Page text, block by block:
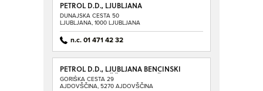
PETROL D.D., LJUBLJANA
DUNAJSKA CESTA 50
LJUBLJANA, 1000 LJUBLJANA
n.c. 01 471 42 32
PETROL D.D., LJUBLJANA BENCINSKI
SERVIS AJDOVŠČINA - GORIŠKA
GORIŠKA CESTA 29
AJDOVŠČINA, 5270 AJDOVŠČINA